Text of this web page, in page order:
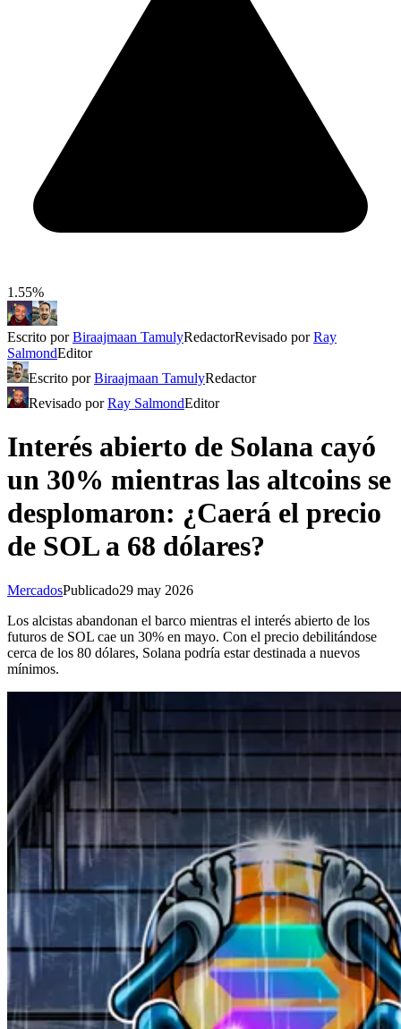
1.55%
Escrito porBiraajmaan TamulyRedactorRevisado porRay
SalmondEditor
Escrito porBiraajmaan TamulyRedactor
Revisado porRay SalmondEditor
Interés abierto de Solana cayó
un 30% mientras las altcoins se
desplomaron: ¿Caerá el precio
de SOL a 68 dólares?
MercadosPublicado29 may 2026
Los alcistas abandonan el barco mientras el interés abierto de los
futuros de SOL cae un 30% en mayo. Con el precio debilitándose
cerca de los 80 dólares, Solana podría estar destinada a nuevos
mínimos.